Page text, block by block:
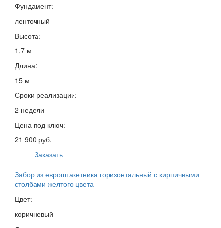
Фундамент:
ленточный
Высота:
1,7 м
Длина:
15 м
Сроки реализации:
2 недели
Цена под ключ:
21 900 руб.
Заказать
Забор из евроштакетника горизонтальный с кирпичными
столбами желтого цвета
Цвет:
коричневый